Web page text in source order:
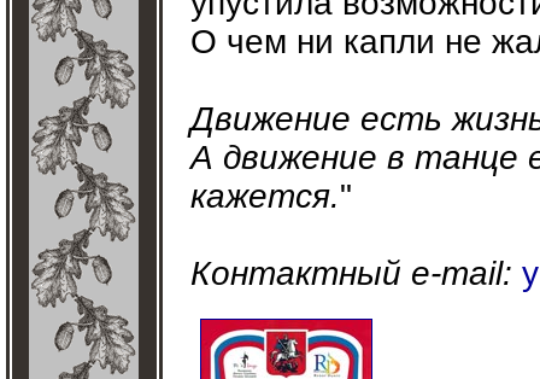
О чем ни капли не
Движение есть
А движение в танце
кажется."
Контактный e-mail: